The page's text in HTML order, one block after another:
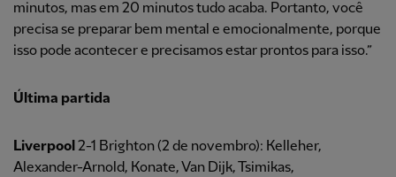
minutos, mas em 20 minutos tudo acaba. Portanto, você
precisa se preparar bem mental e emocionalmente, porque
isso pode acontecer e precisamos estar prontos para isso.”
Última partida
Liverpool 2-1 Brighton (2 de novembro): Kelleher,
Alexander-Arnold, Konate, Van Dijk, Tsimikas,